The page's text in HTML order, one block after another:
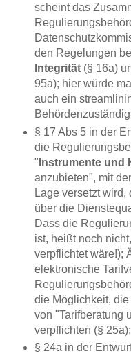
scheint das
den Regelungen
Integrität(§ 16a)
95a); hier würde
auch ein
§ 17 Abs 5 in der
die
" Instrumente
anzubieten", mit
Lage versetzt
über die
Dass die
ist, heißt noch
verpflichtet wäre!);
elektronische
die Möglichkeit,
von "Tarifberatung
verpflichten (§ 25a);
§ 24a in der